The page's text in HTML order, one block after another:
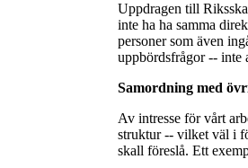
Uppdragen till
inte ha ha samma
personer som även
uppbördsfrågor -- inte
Samordning med
Av intresse för vårt
struktur -- vilket väl i
skall föreslå. Ett